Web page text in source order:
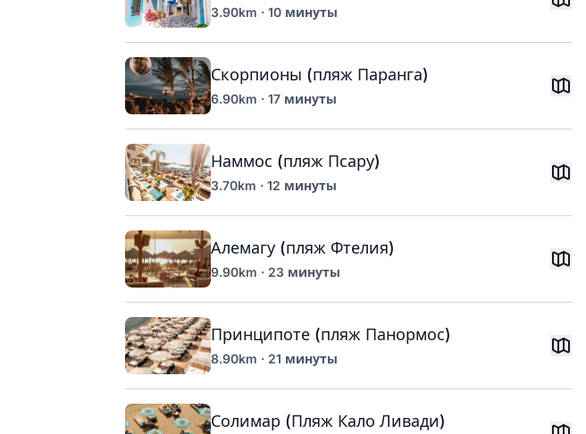
3.90km · 10 минуты
Скорпионы (пляж Паранга)
6.90km · 17 минуты
Наммос (пляж Псару)
3.70km · 12 минуты
Алемагу (пляж Фтелия)
9.90km · 23 минуты
Принципоте (пляж Панормос)
8.90km · 21 минуты
Солимар (Пляж Кало Ливади)